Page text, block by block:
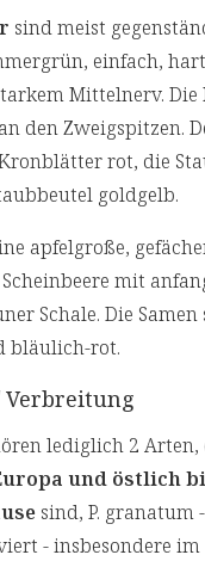
sind meist
einfach,
Mittelnerv. Die
den Zweigspitzen.
rot, die
goldgelb.
apfelgroße,
mit
Schale. Die Samen
bläulich-rot.
lediglich 2 Arten,
und östlich
sind, P. granatum
- insbesondere im